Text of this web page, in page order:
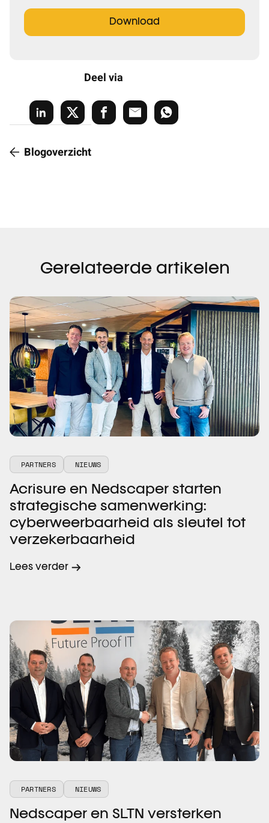
Download
Deel via
Blogoverzicht
Gerelateerde artikelen
PARTNERS NIEUWS
Acrisure en Nedscaper starten
strategische samenwerking:
cyberweerbaarheid als sleutel tot
verzekerbaarheid
Lees verder
PARTNERS NIEUWS
Nedscaper en SLTN versterken